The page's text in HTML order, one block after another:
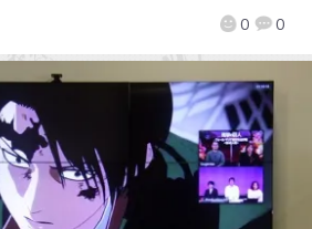
0 0